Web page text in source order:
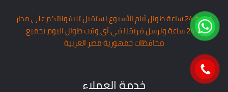
خدمة 24 ساعة طوال أيام الأسبوع نستقبل تليفوناتكم على مدار
الـ 24 ساعة ونرسل فريقنا في أى وقت طوال اليوم بجميع
محافظات جمهورية مصر العربية
خدمة العملاء